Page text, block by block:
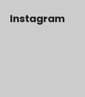
Instagram